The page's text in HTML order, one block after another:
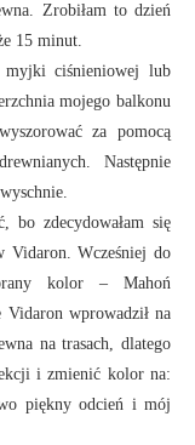
Zrobiłam to dzień
15 minut.
myjki ciśnieniowej lub
mojego balkonu
za pomocą
Następnie
bo zdecydowałam się
Vidaron. Wcześniej do
kolor – Mahoń
Vidaron wprowadził na
na trasach, dlatego
i zmienić kolor na:
piękny odcień i mój